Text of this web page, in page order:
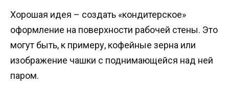
Хорошая идея – создать «кондитерское»
оформление на поверхности рабочей стены. Это
могут быть, к примеру, кофейные зерна или
изображение чашки с поднимающейся над ней
паром.